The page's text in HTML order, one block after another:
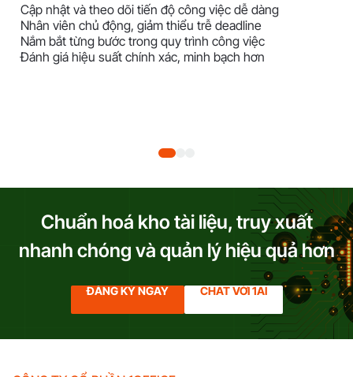
Cập nhật và theo dõi tiến độ công việc dễ dàng
Nhân viên chủ động, giảm thiểu trễ deadline
Nắm bắt từng bước trong quy trình công việc
Đánh giá hiệu suất chính xác, minh bạch hơn
Chuẩn hoá kho tài liệu, truy xuất
nhanh chóng và quản lý hiệu quả hơn
ĐĂNG KÝ NGAY CHAT VỚI 1AI